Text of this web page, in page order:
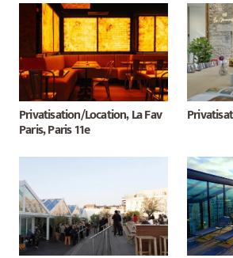
Privatisation/Location, La Fav
Paris, Paris 11e